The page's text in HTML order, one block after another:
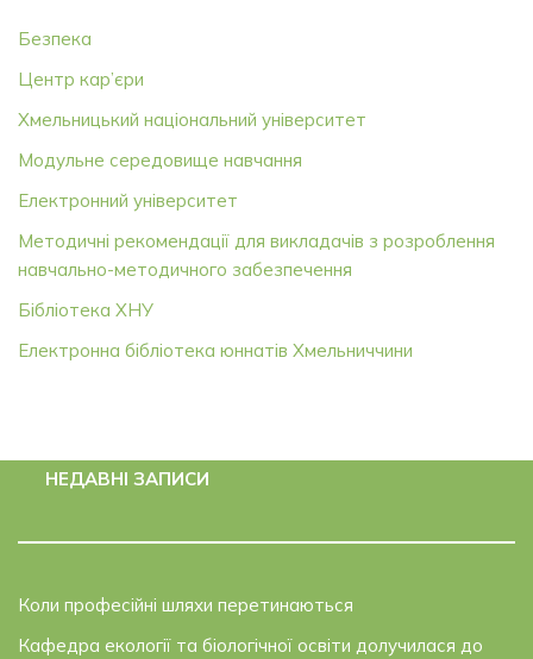
Безпека
Центр кар’єри
Хмельницький національний університет
Модульне середовище навчання
Електронний університет
Методичні рекомендації для викладачів з розроблення
навчально-методичного забезпечення
Бібліотека ХНУ
Електронна бібліотека юннатів Хмельниччини
НЕДАВНІ ЗАПИСИ
Коли професійні шляхи перетинаються
Кафедра екології та біологічної освіти долучилася до